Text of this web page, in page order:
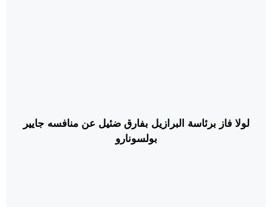
لولا فاز برئاسة البرازيل بفارق ضئيل عن منافسه جايير
بولسونارو